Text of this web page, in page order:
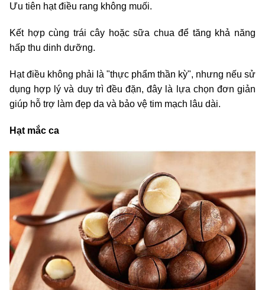
Ưu tiên hạt điều rang không muối.
Kết hợp cùng trái cây hoặc sữa chua để tăng khả năng
hấp thu dinh dưỡng.
Hạt điều không phải là "thực phẩm thần kỳ", nhưng nếu sử
dụng hợp lý và duy trì đều đặn, đây là lựa chọn đơn giản
giúp hỗ trợ làm đẹp da và bảo vệ tim mạch lâu dài.
Hạt mắc ca